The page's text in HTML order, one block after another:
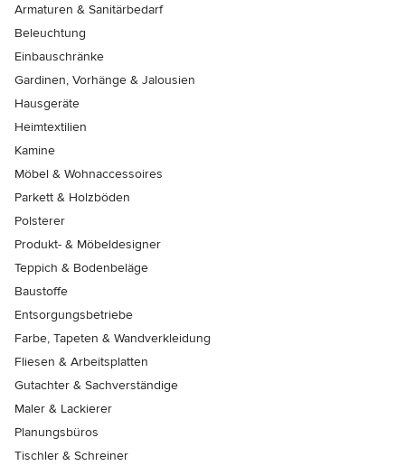
Armaturen & Sanitärbedarf
Beleuchtung
Einbauschränke
Gardinen, Vorhänge & Jalousien
Hausgeräte
Heimtextilien
Kamine
Möbel & Wohnaccessoires
Parkett & Holzböden
Polsterer
Produkt- & Möbeldesigner
Teppich & Bodenbeläge
Baustoffe
Entsorgungsbetriebe
Farbe, Tapeten & Wandverkleidung
Fliesen & Arbeitsplatten
Gutachter & Sachverständige
Maler & Lackierer
Planungsbüros
Tischler & Schreiner